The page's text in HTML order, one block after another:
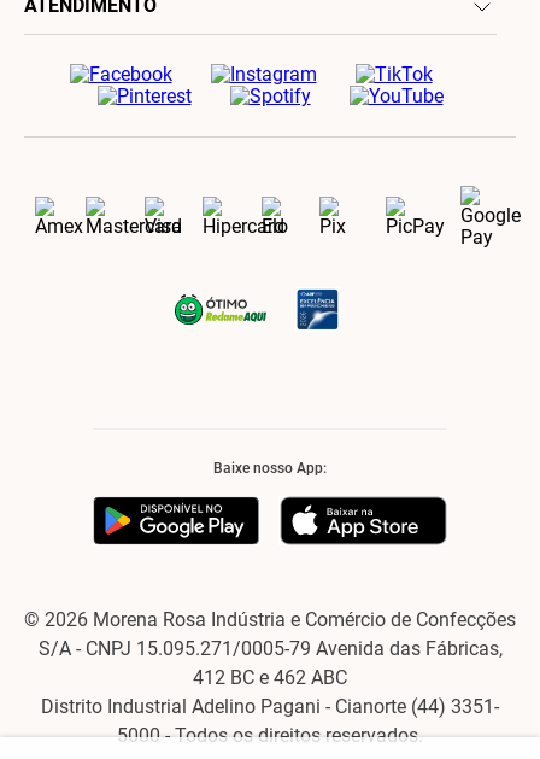
ATENDIMENTO
Baixe nosso App:
© 2026 Morena Rosa Indústria e Comércio de Confecções
S/A - CNPJ 15.095.271/0005-79 Avenida das Fábricas,
412 BC e 462 ABC
Distrito Industrial Adelino Pagani - Cianorte (44) 3351-
5000 - Todos os direitos reservados.